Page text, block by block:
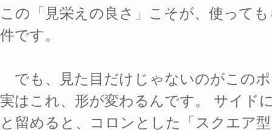
この「見栄えの良さ」こそが、使って
件です。
でも、見た目だけじゃないのがこの
実はこれ、形が変わるんです。 サイド
と留めると、コロンとした「スクエア